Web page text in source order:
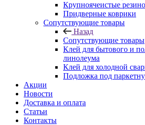
Крупноячеистые
Придверные коврики
Сопутствующие товары
Назад
Сопутствующие товары
Клей для бытового и
линолеума
Клей для холодной
Подложка под
Акции
Новости
Доставка и оплата
Статьи
Контакты